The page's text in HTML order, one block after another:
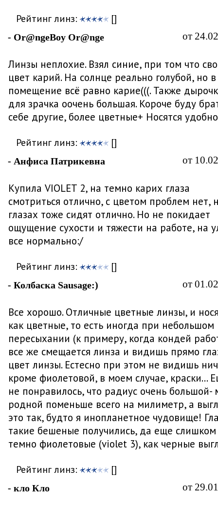
Рейтинг линз: []
- Or@ngeBoy Or@nge от
Линзы неплохие. Взял синие, при том что
цвет карий. На солнце реально голубой, но в
помещение всё равно карие(((. Также
для зрачка оочень большая. Короче буду
себе другие, более цветные+ Носятся
Рейтинг линз: []
- Анфиса Патрикевна от
Купила VIOLET 2, на темно карих глаза
смотриться отлично, с цветом проблем нет,
глазах тоже сидят отлично. Но не покидает
ощущение сухости и тяжести на работе, на
все нормально:/
Рейтинг линз: []
- Колбаска Sausage:) от
Все хорошо. Отличные цветные линзы, и
как цветные, то есть иногда при небольшом
пересыхании (к примеру, когда кондей
все же смещается линза и видишь прямо
цвет линзы. Естесно при этом не видишь
кроме фиолетовой, в моем случае, краски...
не понравилось, что радиус очень большой-
родной поменьше всего на милиметр, а
это так, будто я инопланетное чудовище!
такие бешеные получились, да еще слишком
темно фиолетовые (violet 3), как черные
Рейтинг линз: []
- кло Кло от